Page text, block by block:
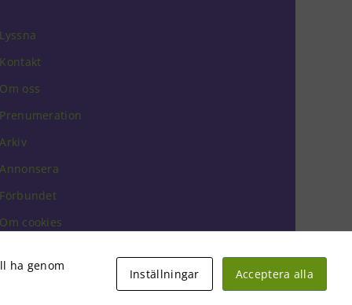
Lyssna
Kontakt
Om oss
Prenumeration
Arkiv
Annonsera
Förbundet
Om cookies
Facebook
Instagram
ha genom
Inställningar Acceptera alla